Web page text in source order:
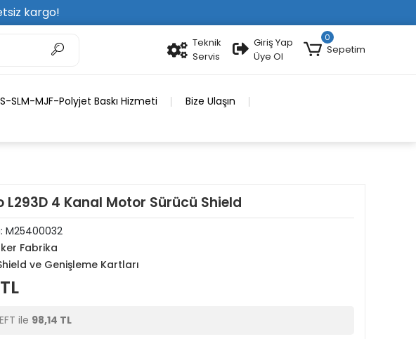
kargo!
Teknik
Servis
Giriş Yap
Üye Ol
0
Sepetim
SLM-MJF-Polyjet Baskı Hizmeti Bize Ulaşın
L293D 4 Kanal Motor Sürücü Shield
M25400032
Fabrika
ve Genişleme Kartları
ile 98,14 TL